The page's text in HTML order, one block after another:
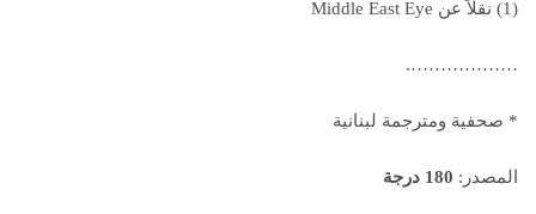
(1) نقلاً عن Middle East Eye
……………….
* صحفية ومترجمة لبنانية
المصدر: 180 درجة